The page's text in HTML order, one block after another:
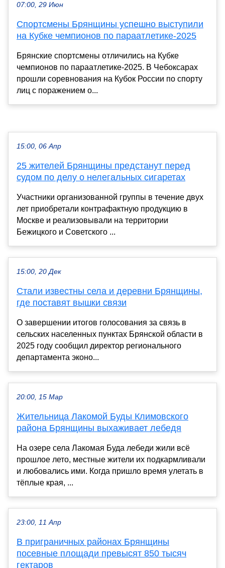
07:00, 29 Июн
Спортсмены Брянщины успешно выступили
на Кубке чемпионов по параатлетике-2025
Брянские спортсмены отличились на Кубке
чемпионов по параатлетике-2025. В Чебоксарах
прошли соревнования на Кубок России по спорту
лиц с поражением о...
15:00, 06 Апр
25 жителей Брянщины предстанут перед
судом по делу о нелегальных сигаретах
Участники организованной группы в течение двух
лет приобретали контрафактную продукцию в
Москве и реализовывали на территории
Бежицкого и Советского ...
15:00, 20 Дек
Стали известны села и деревни Брянщины,
где поставят вышки связи
О завершении итогов голосования за связь в
сельских населенных пунктах Брянской области в
2025 году сообщил директор регионального
департамента эконо...
20:00, 15 Мар
Жительница Лакомой Буды Климовского
района Брянщины выхаживает лебедя
На озере села Лакомая Буда лебеди жили всё
прошлое лето, местные жители их подкармливали
и любовались ими. Когда пришло время улетать в
тёплые края, ...
23:00, 11 Апр
В приграничных районах Брянщины
посевные площади превысят 850 тысяч
гектаров